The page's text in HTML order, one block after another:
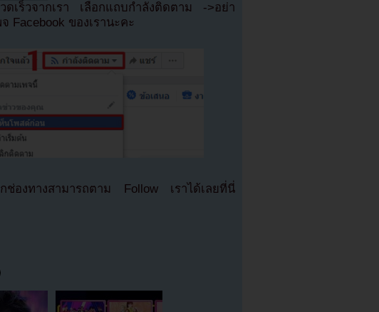
ดเร็วจากเรา เลือกแถบกำลังติดตาม ->อย่า
Facebook ของเรานะคะ
ช่องทางสามารถตาม Follow เราได้เลยที่นี่